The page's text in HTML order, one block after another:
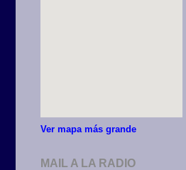
Ver mapa más grande
MAIL A LA RADIO